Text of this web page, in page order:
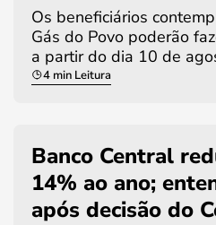
Os beneficiários
Gás do Povo poderão
a partir do dia 10 de
4 min Leitura
Banco Central
14% ao ano;
após decisão do